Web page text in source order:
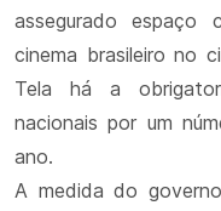
assegurado espaço
cinema brasileiro no
Tela há a
nacionais por um
ano.
A medida do